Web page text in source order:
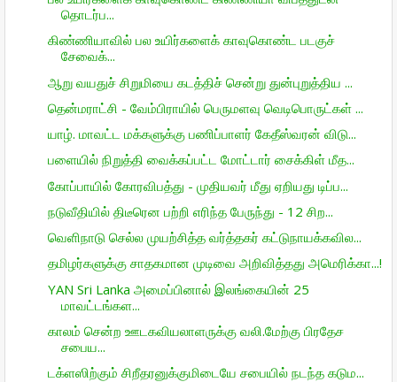
தொடர்ப...
கிண்ணியாவில் பல உயிர்களைக் காவுகொண்ட படகுச்
சேவைக்...
ஆறு வயதுச் சிறுமியை கடத்திச் சென்று துன்புறுத்திய ...
தென்மராட்சி - வேம்பிராயில் பெருமளவு வெடிபொருட்கள் ...
யாழ். மாவட்ட மக்களுக்கு பணிப்பாளர் கேதீஸ்வரன் விடு...
பளையில் நிறுத்தி வைக்கப்பட்ட மோட்டார் சைக்கிள் மீத...
கோப்பாயில் கோரவிபத்து - முதியவர் மீது ஏறியது டிப்ப...
நடுவீதியில் திடீரென பற்றி எரிந்த பேருந்து - 12 சிற...
வெளிநாடு செல்ல முயற்சித்த வர்த்தகர் கட்டுநாயக்கவில...
தமிழர்களுக்கு சாதகமான முடிவை அறிவித்தது அமெரிக்கா...!
YAN Sri Lanka அமைப்பினால் இலங்கையின் 25
மாவட்டங்கள...
காலம் சென்ற ஊடகவியலாளருக்கு வலி.மேற்கு பிரதேச
சபைய...
டக்ளஸிற்கும் சிறீதரனுக்குமிடையே சபையில் நடந்த கடும...